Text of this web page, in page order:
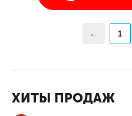
1
ХИТЫ ПРОДАЖ